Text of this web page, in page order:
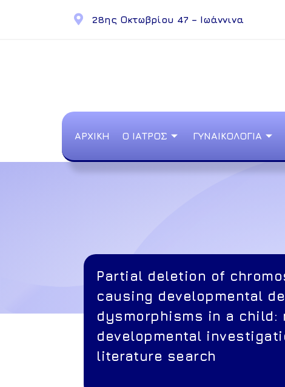
28ης Οκτωβρίου 47 – Ιωάννινα
ΑΡΧΙΚΗ Ο ΙΑΤΡΟΣ ΓΥΝΑΙΚΟΛΟΓΙΑ
Partial deletion of
causing developmental
dysmorphisms in a child:
developmental
literature search